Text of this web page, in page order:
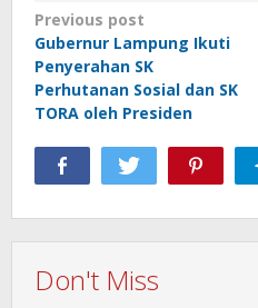
Post
navigation
Previous post
Gubernur Lampung Ikuti
Penyerahan SK
Perhutanan Sosial dan SK
TORA oleh Presiden
Don't Miss